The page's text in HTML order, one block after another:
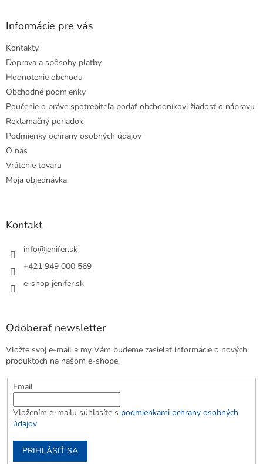
Informácie pre vás
Kontakty
Doprava a spôsoby platby
Hodnotenie obchodu
Obchodné podmienky
Poučenie o práve spotrebiteľa podať obchodníkovi žiadosť o nápravu
Reklamačný poriadok
Podmienky ochrany osobných údajov
O nás
Vrátenie tovaru
Moja objednávka
Kontakt
info@jenifer.sk
+421 949 000 569
e-shop jenifer.sk
Odoberať newsletter
Vložte svoj e-mail a my Vám budeme zasielať informácie o nových
produktoch na našom e-shope.
Email
Vložením e-mailu súhlasíte s podmienkami ochrany osobných
údajov
PRIHLÁSIŤ SA